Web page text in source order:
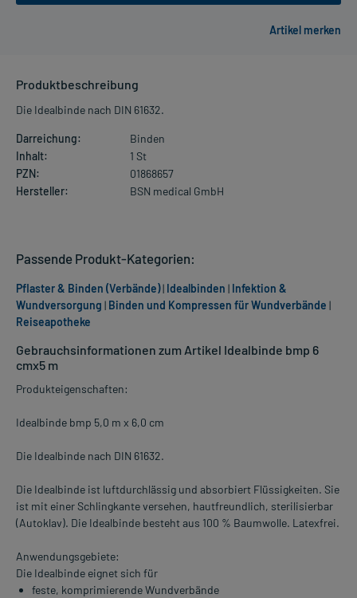
Produktbeschreibung
Die Idealbinde nach DIN 61632.
Darreichung:
Binden
Inhalt:
1 St
PZN:
01868657
Hersteller:
BSN medical GmbH
Gebrauchsinformationen zum Artikel Idealbinde bmp 6
cmx5 m
Produkteigenschaften:
Idealbinde bmp 5,0 m x 6,0 cm
Die Idealbinde nach DIN 61632.
Die Idealbinde ist luftdurchlässig und absorbiert Flüssigkeiten. Sie
ist mit einer Schlingkante versehen, hautfreundlich, sterilisierbar
(Autoklav). Die Idealbinde besteht aus 100 % Baumwolle. Latexfrei.
Anwendungsgebiete:
Die Idealbinde eignet sich für
feste, komprimierende Wundverbände
Passende Produkt-Kategorien:
Pflaster & Binden (Verbände)| Idealbinden | Infektion &
Wundversorgung | Binden und Kompressen für Wundverbände |
Reiseapotheke